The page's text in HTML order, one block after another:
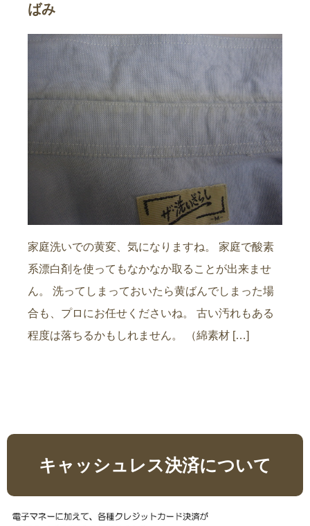
ばみ
家庭洗いでの黄変、気になりますね。 家庭で酸素
系漂白剤を使ってもなかなか取ることが出来ませ
ん。 洗ってしまっておいたら黄ばんでしまった場
合も、プロにお任せくださいね。 古い汚れもある
程度は落ちるかもしれません。 （綿素材 […]
キャッシュレス決済について